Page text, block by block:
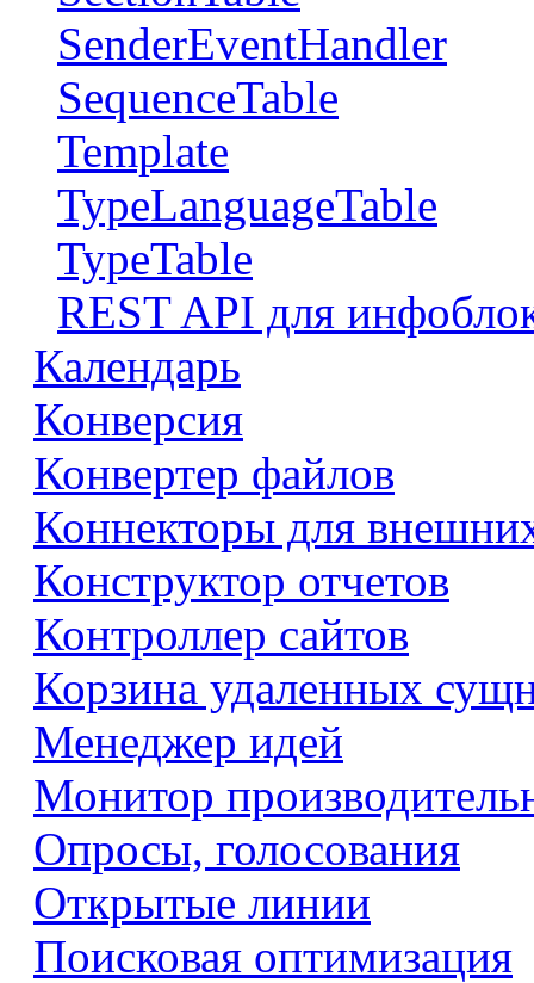
SenderEventHandler
SequenceTable
Template
TypeLanguageTable
TypeTable
REST API для
Календарь
Конверсия
Конвертер файлов
Коннекторы для
Конструктор отчетов
Контроллер сайтов
Корзина удаленных
Менеджер идей
Монитор
Опросы, голосования
Открытые линии
Поисковая оптимизация